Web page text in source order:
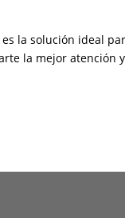
la solución ideal
la mejor atención y